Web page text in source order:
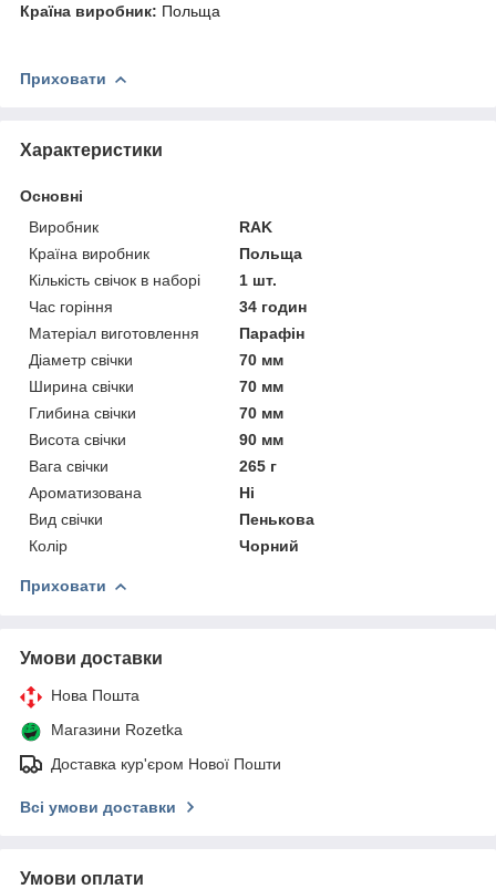
Країна виробник: Польща
Приховати
Характеристики
Основні
Виробник
RAK
Країна виробник
Польща
Кількість свічок в наборі
1 шт.
Час горіння
34 годин
Матеріал виготовлення
Парафін
Діаметр свічки
70 мм
Ширина свічки
70 мм
Глибина свічки
70 мм
Висота свічки
90 мм
Вага свічки
265 г
Ароматизована
Ні
Вид свічки
Пенькова
Колір
Чорний
Приховати
Умови доставки
Нова Пошта
Магазини Rozetka
Доставка кур'єром Нової Пошти
Всі умови доставки
Умови оплати